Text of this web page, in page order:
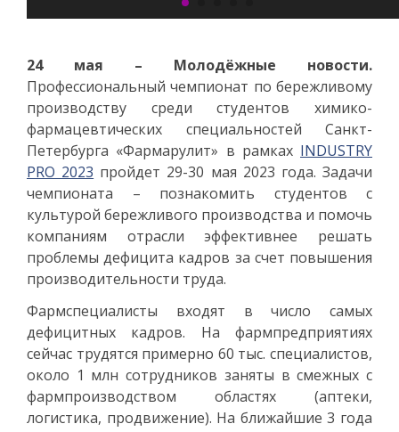
24 мая – Молодёжные новости.
Профессиональный чемпионат по бережливому
производству среди студентов химико-
фармацевтических специальностей Санкт-
Петербурга «Фармарулит» в рамках INDUSTRY
PRO 2023 пройдет 29-30 мая 2023 года. Задачи
чемпионата – познакомить студентов с
культурой бережливого производства и помочь
компаниям отрасли эффективнее решать
проблемы дефицита кадров за счет повышения
производительности труда.
Фармспециалисты входят в число самых
дефицитных кадров. На фармпредприятиях
сейчас трудятся примерно 60 тыс. специалистов,
около 1 млн сотрудников заняты в смежных с
фармпроизводством областях (аптеки,
логистика, продвижение). На ближайшие 3 года